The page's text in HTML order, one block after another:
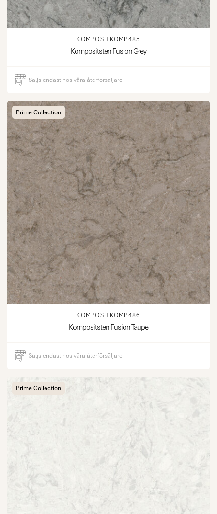
KOMPOSITKOMP485
Kompositsten Fusion Grey
Säljsendast hos våra återförsäljare
Prime Collection
KOMPOSITKOMP486
Kompositsten Fusion Taupe
Säljsendast hos våra återförsäljare
Prime Collection